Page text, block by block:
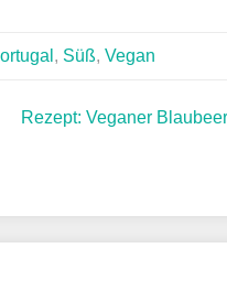
, Süß, Vegan
Rezept: Veganer